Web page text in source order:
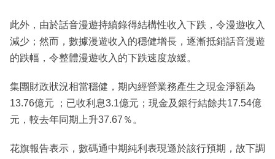
此外，由於話音漫遊持續錄得結構性收入下跌，令漫遊收入
減少；然而，數據漫遊收入的穩健增長，逐漸抵銷話音漫遊
的跌幅，令整體漫遊收入的下跌速度放緩。
集團財政狀況相當穩健，期內經營業務產生之現金淨額為
13.76億元 ；已收利息3.1億元；現金及銀行結餘共17.54億
元，較去年同期上升37.67％。
花旗報告表示，數碼通中期純利表現遜於該行預期，故下調